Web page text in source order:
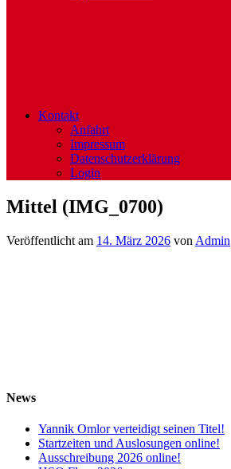
Kontakt
Anfahrt
Impressum
Datenschutzerklärung
Login
Mittel (IMG_0700)
Veröffentlicht am 14. März 2026 von Admin
News
Yannik Omlor verteidigt seinen Titel!
Startzeiten und Auslosungen online!
Ausschreibung 2026 online!